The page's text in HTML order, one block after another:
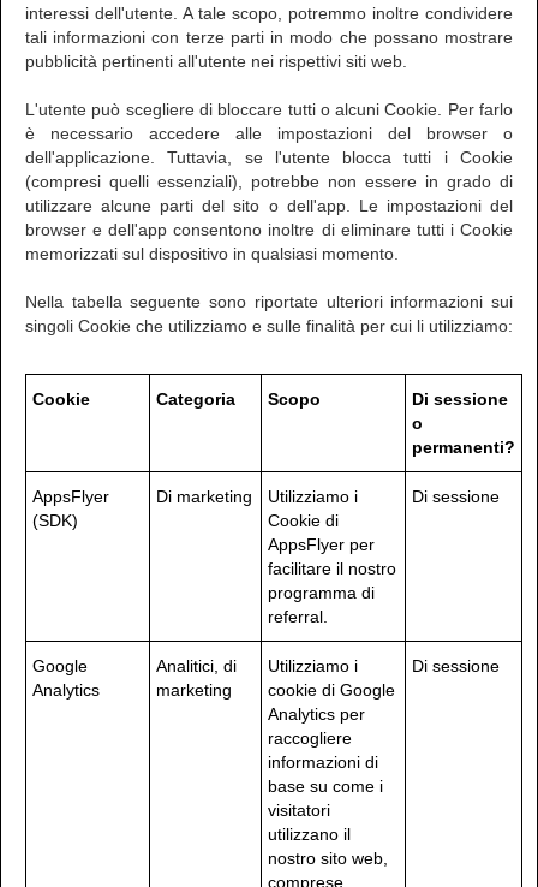
interessi dell'utente. A tale scopo, potremmo inoltre condividere
tali informazioni con terze parti in modo che possano mostrare
pubblicità pertinenti all'utente nei rispettivi siti web.
L'utente può scegliere di bloccare tutti o alcuni Cookie. Per farlo
è necessario accedere alle impostazioni del browser o
dell'applicazione. Tuttavia, se l'utente blocca tutti i Cookie
(compresi quelli essenziali), potrebbe non essere in grado di
utilizzare alcune parti del sito o dell'app. Le impostazioni del
browser e dell'app consentono inoltre di eliminare tutti i Cookie
memorizzati sul dispositivo in qualsiasi momento.
Nella tabella seguente sono riportate ulteriori informazioni sui
singoli Cookie che utilizziamo e sulle finalità per cui li utilizziamo:
Cookie Categoria Scopo
Di sessione
o
permanenti?
AppsFlyer
(SDK)
Di marketing
Utilizziamo i
Cookie di
AppsFlyer per
facilitare il nostro
programma di
referral.
Di sessione
Google
Analytics
Analitici, di
marketing
Utilizziamo i
cookie di Google
Analytics per
raccogliere
informazioni di
base su come i
visitatori
utilizzano il
nostro sito web,
comprese
Di sessione